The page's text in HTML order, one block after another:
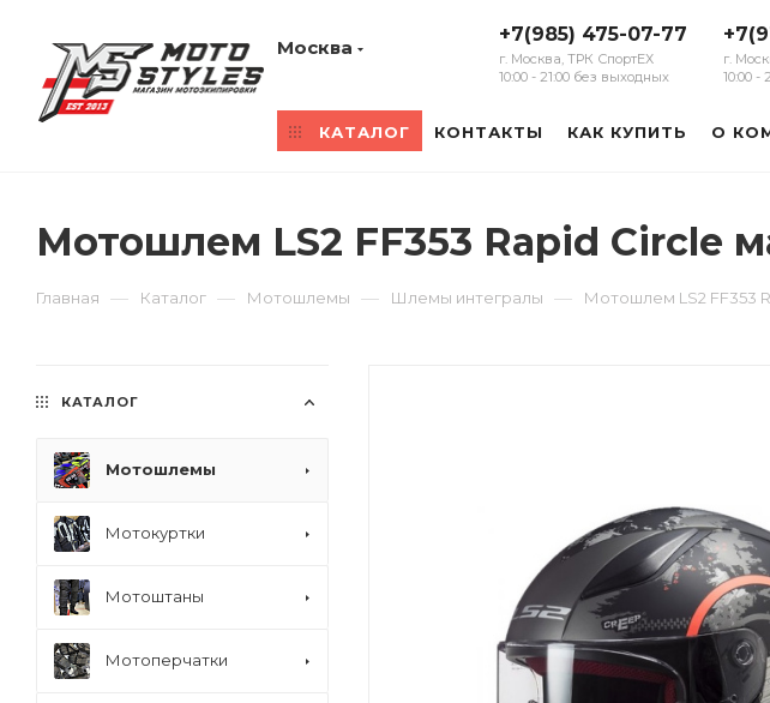
Москва
+7(985) 475-07-77
г. Москва, ТРК СпортЕХ
10:00 - 21:00 без выходных
г.
10:00 -
КАТАЛОГ КОНТАКТЫ КАК КУПИТЬ О
Мотошлем LS2 FF353 Rapid Circle
Главная — Каталог — Мотошлемы — Шлемы интегралы — Мотошлем LS2 FF353
КАТАЛОГ
Мотошлемы
Мотокуртки
Мотоштаны
Мотоперчатки